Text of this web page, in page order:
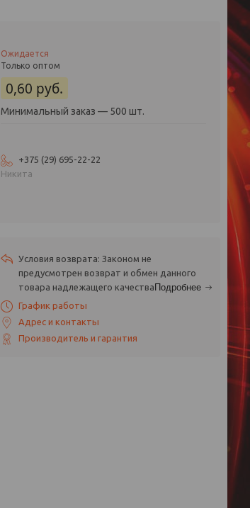
Ожидается
Только оптом
0,60 руб.
Минимальный заказ — 500 шт.
+375 (29) 695-22-22
Никита
Законом не
предусмотрен возврат и обмен данного
товара надлежащего качества Подробнее
График работы
Адрес и контакты
Производитель и гарантия